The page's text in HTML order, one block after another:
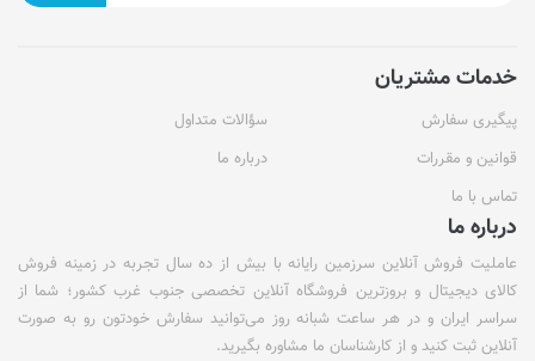
خدمات مشتریان
پیگیری سفارش
سؤالات متداول
قوانین و مقررات
درباره ما
تماس با ما
درباره ما
عاملیت فروش آنلاین سرزمین رایانه با بیش از ده سال تجربه در زمینه فروش
کالای دیجیتال و بروزترین فروشگاه آنلاین تخصصی جنوب غرب کشور؛ شما از
سراسر ایران و در هر ساعت شبانه روز می‌توانید سفارش خودتون رو به صورت
آنلاین ثبت کنید و از کارشناسان ما مشاوره بگیرید.